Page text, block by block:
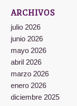
ARCHIVOS
julio 2026
junio 2026
mayo 2026
abril 2026
marzo 2026
enero 2026
diciembre 2025